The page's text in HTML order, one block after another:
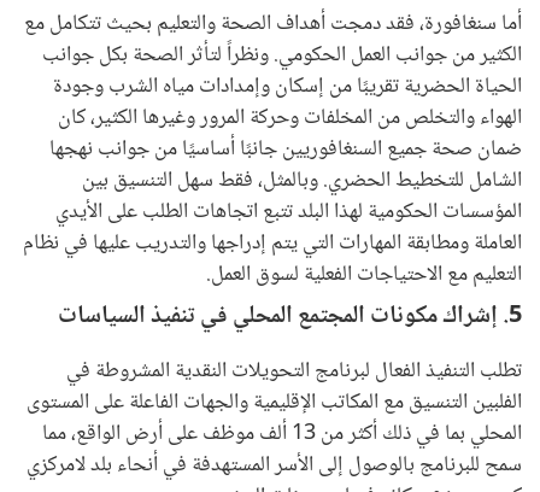
أما سنغافورة، فقد دمجت أهداف الصحة والتعليم بحيث تتكامل مع
الكثير من جوانب العمل الحكومي. ونظراً لتأثر الصحة بكل جوانب
الحياة الحضرية تقريبًا من إسكان وإمدادات مياه الشرب وجودة
الهواء والتخلص من المخلفات وحركة المرور وغيرها الكثير، كان
ضمان صحة جميع السنغافوريين جانبًا أساسيًا من جوانب نهجها
الشامل للتخطيط الحضري. وبالمثل، فقط سهل التنسيق بين
المؤسسات الحكومية لهذا البلد تتبع اتجاهات الطلب على الأيدي
العاملة ومطابقة المهارات التي يتم إدراجها والتدريب عليها في نظام
التعليم مع الاحتياجات الفعلية لسوق العمل.
5. إشراك مكونات المجتمع المحلي في تنفيذ السياسات
تطلب التنفيذ الفعال لبرنامج التحويلات النقدية المشروطة في
الفلبين التنسيق مع المكاتب الإقليمية والجهات الفاعلة على المستوى
المحلي بما في ذلك أكثر من 13 ألف موظف على أرض الواقع، مما
سمح للبرنامج بالوصول إلى الأسر المستهدفة في أنحاء بلد لامركزي